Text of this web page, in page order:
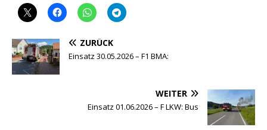
ZURÜCK
Einsatz 30.05.2026 – F1 BMA:
WEITER
Einsatz 01.06.2026 – F LKW: Bus